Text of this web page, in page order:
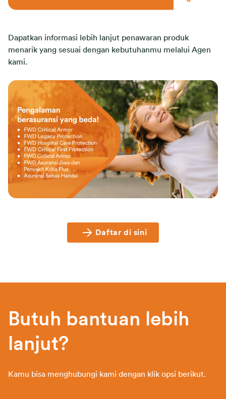
Dapatkan informasi lebih lanjut penawaran produk
menarik yang sesuai dengan kebutuhanmu melalui Agen
kami.
Daftar di sini
Butuh bantuan lebih
lanjut?
Kamu bisa menghubungi kami dengan klik opsi berikut.